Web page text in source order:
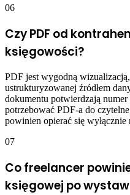
06
Czy PDF od
księgowości?
PDF jest wygodną
ustrukturyzowanej źródłem
dokumentu potwierdzają
potrzebować PDF-a do
powinien opierać się wyłącznie
07
Co freelancer
księgowej po